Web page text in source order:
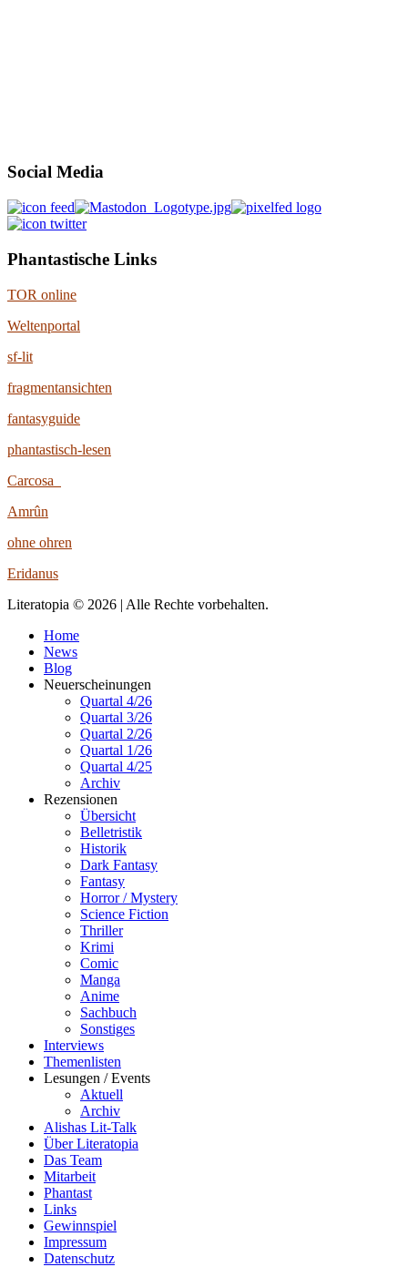
Social Media
Phantastische Links
TOR online
Weltenportal
sf-lit
fragmentansichten
fantasyguide
phantastisch-lesen
Carcosa
Amrûn
ohne ohren
Eridanus
Literatopia © 2026 | Alle Rechte vorbehalten.
Home
News
Blog
Neuerscheinungen
Quartal 4/26
Quartal 3/26
Quartal 2/26
Quartal 1/26
Quartal 4/25
Archiv
Rezensionen
Übersicht
Belletristik
Historik
Dark Fantasy
Fantasy
Horror / Mystery
Science Fiction
Thriller
Krimi
Comic
Manga
Anime
Sachbuch
Sonstiges
Interviews
Themenlisten
Lesungen / Events
Aktuell
Archiv
Alishas Lit-Talk
Über Literatopia
Das Team
Mitarbeit
Phantast
Links
Gewinnspiel
Impressum
Datenschutz